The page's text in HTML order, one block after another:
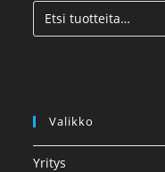
Valikko
Yritys